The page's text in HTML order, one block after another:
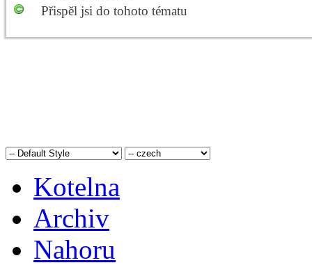
Přispěl jsi do tohoto tématu
Kotelna
Archiv
Nahoru